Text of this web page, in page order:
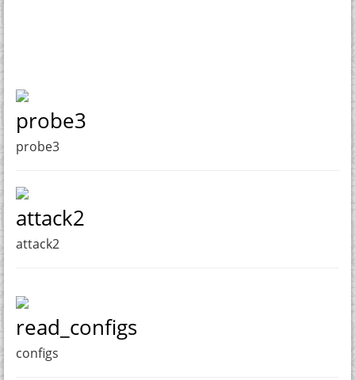
probe3
probe3
attack2
attack2
read_configs
configs